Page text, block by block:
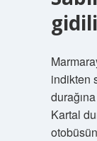
indikten
Kartal